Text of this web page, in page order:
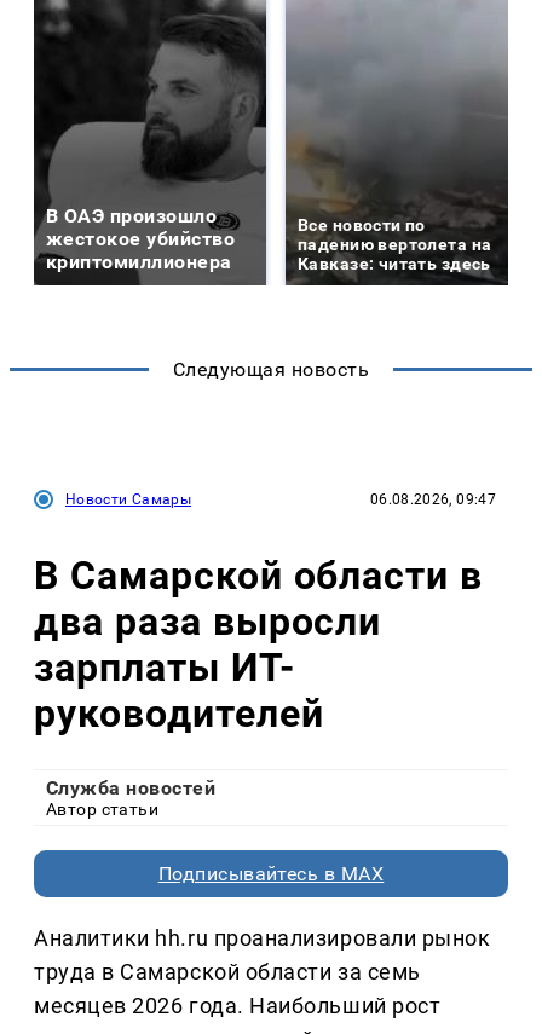
В ОАЭ произошло
жестокое убийство
криптомиллионера
Все новости по
падению вертолета на
Кавказе: читать здесь
Следующая новость
Новости Самары 06.08.2026, 09:47
В Самарской области в
два раза выросли
зарплаты ИТ-
руководителей
Служба новостей
Автор статьи
Подписывайтесь в MAX
Аналитики hh.ru проанализировали рынок
труда в Самарской области за семь
месяцев 2026 года. Наибольший рост